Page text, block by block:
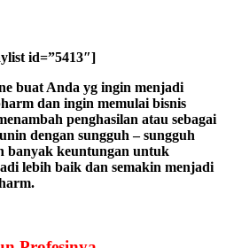
id=”5413″]
buat Anda yg ingin menjadi
dan ingin memulai bisnis
penghasilan atau sebagai
dengan sungguh – sungguh
banyak keuntungan untuk
lebih baik dan semakin menjadi